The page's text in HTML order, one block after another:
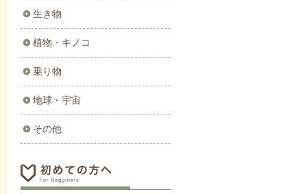
生き物
植物・キノコ
乗り物
地球・宇宙
その他